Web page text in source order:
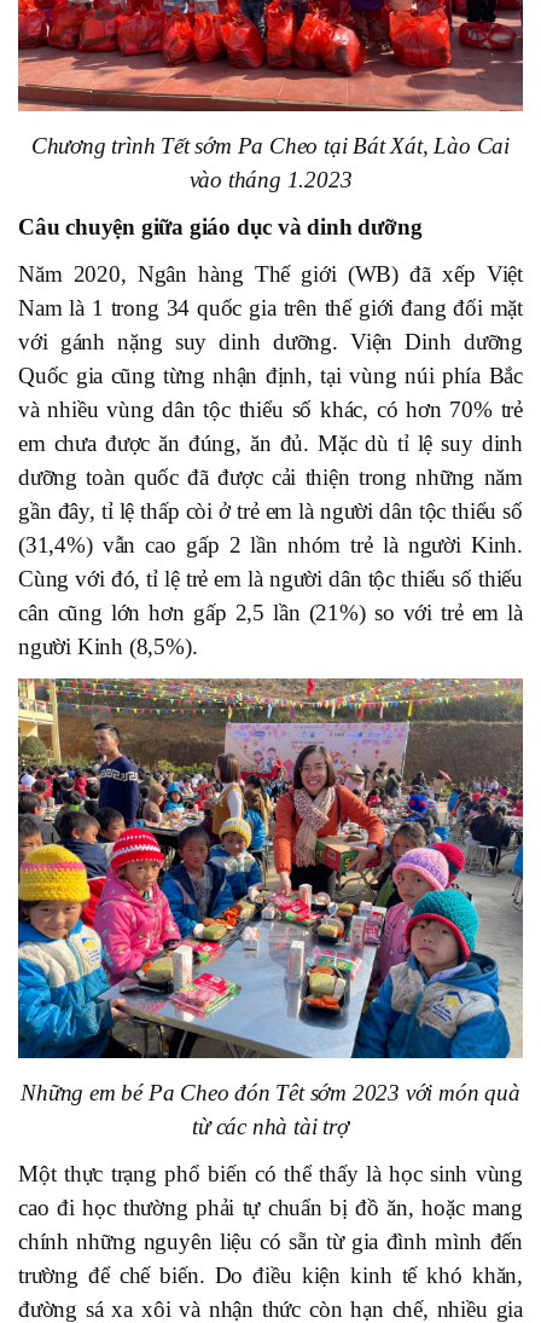
Chương trình Tết sớm Pa Cheo tại Bát Xát, Lào Cai
vào tháng 1.2023
Câu chuyện giữa giáo dục và dinh dưỡng
Năm 2020, Ngân hàng Thế giới (WB) đã xếp Việt
Nam là 1 trong 34 quốc gia trên thế giới đang đối mặt
với gánh nặng suy dinh dưỡng. Viện Dinh dưỡng
Quốc gia cũng từng nhận định, tại vùng núi phía Bắc
và nhiều vùng dân tộc thiểu số khác, có hơn 70% trẻ
em chưa được ăn đúng, ăn đủ. Mặc dù tỉ lệ suy dinh
dưỡng toàn quốc đã được cải thiện trong những năm
gần đây, tỉ lệ thấp còi ở trẻ em là người dân tộc thiểu số
(31,4%) vẫn cao gấp 2 lần nhóm trẻ là người Kinh.
Cùng với đó, tỉ lệ trẻ em là người dân tộc thiểu số thiếu
cân cũng lớn hơn gấp 2,5 lần (21%) so với trẻ em là
người Kinh (8,5%).
Những em bé Pa Cheo đón Têt sớm 2023 với món quà
từ các nhà tài trợ
Một thực trạng phổ biến có thể thấy là học sinh vùng
cao đi học thường phải tự chuẩn bị đồ ăn, hoặc mang
chính những nguyên liệu có sẵn từ gia đình mình đến
trường để chế biến. Do điều kiện kinh tế khó khăn,
đường sá xa xôi và nhận thức còn hạn chế, nhiều gia